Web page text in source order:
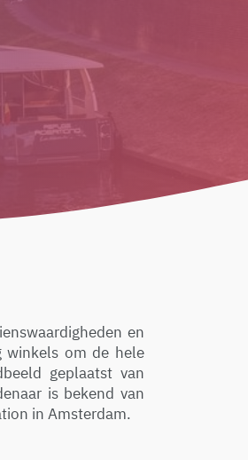
en
winkels om de hele
geplaatst van
is bekend van
in Amsterdam.